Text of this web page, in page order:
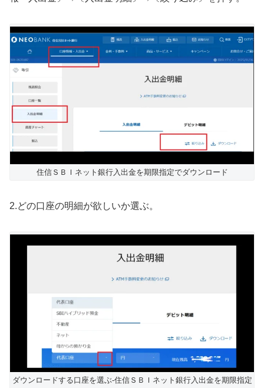
住信ＳＢＩネット銀行入出金を期限指定でダウンロード
2.どの口座の明細が欲しいか選ぶ。
ダウンロードする口座を選ぶ-住信ＳＢＩネット銀行入出金を期限指定